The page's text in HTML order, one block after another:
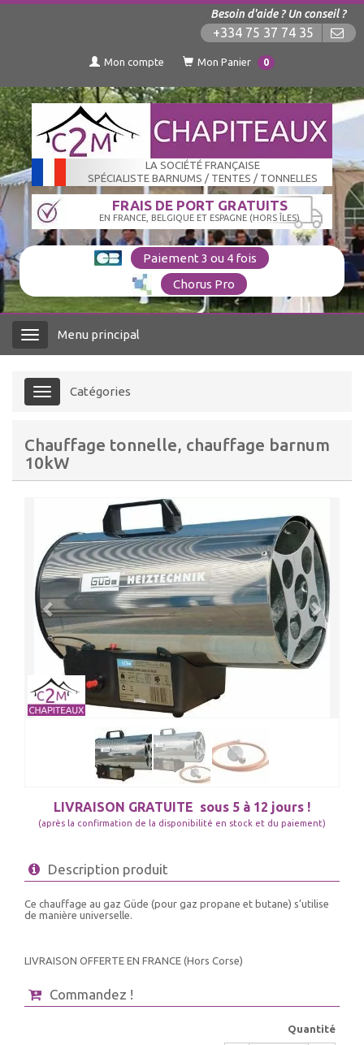
Besoin d'aide ? Un conseil ?
+334 75 37 74 35
Mon compte Mon Panier 0
LA SOCIÉTÉ FRANÇAISE
SPÉCIALISTE BARNUMS / TENTES / TONNELLES
FRAIS DE PORT GRATUITS
EN FRANCE, BELGIQUE ET ESPAGNE (HORS ÎLES)
Paiement 3 ou 4 fois
Chorus Pro
Menu Menu principal
Menu Catégories
Chauffage tonnelle, chauffage barnum
10kW
LIVRAISON GRATUITE sous 5 à 12 jours !
(après la confirmation de la disponibilité en stock et du paiement)
Description produit
Ce chauffage au gaz Güde (pour gaz propane et butane) s’utilise
de manière universelle.
LIVRAISON OFFERTE EN FRANCE (Hors Corse)
Commandez !
Quantité